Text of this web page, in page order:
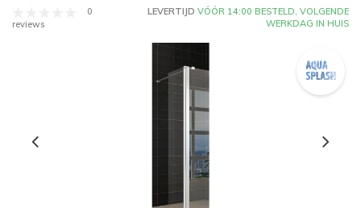
0
reviews
LEVERTIJD VÓÓR 14:00 BESTELD, VOLGENDE
WERKDAG IN HUIS